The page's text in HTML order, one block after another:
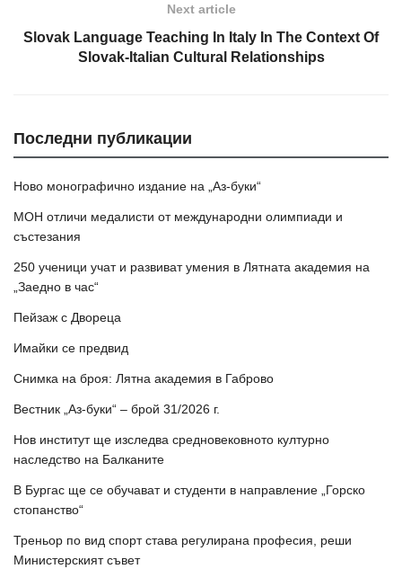
Next article
Slovak Language Teaching In Italy In The Context Of
Slovak-Italian Cultural Relationships
Последни публикации
Ново монографично издание на „Аз-буки“
МОН отличи медалисти от международни олимпиади и
състезания
250 ученици учат и развиват умения в Лятната академия на
„Заедно в час“
Пейзаж с Двореца
Имайки се предвид
Снимка на броя: Лятна академия в Габрово
Вестник „Аз-буки“ – брой 31/2026 г.
Нов институт ще изследва средновековното културно
наследство на Балканите
В Бургас ще се обучават и студенти в направление „Горско
стопанство“
Треньор по вид спорт става регулирана професия, реши
Министерският съвет